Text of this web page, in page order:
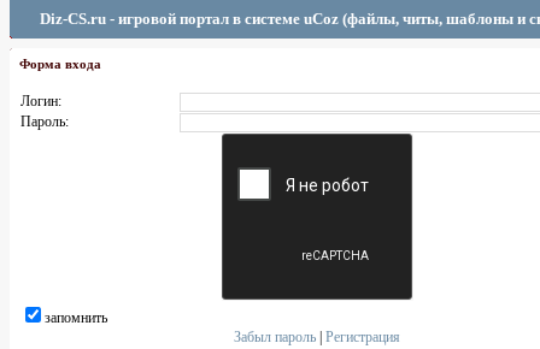
Diz-CS.ru - игровой портал в системе uCoz (файлы, читы, шаблоны и
Форма входа
Логин:
Пароль:
запомнить
Забыл пароль |Регистрация